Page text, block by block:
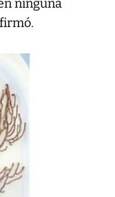
ninguna